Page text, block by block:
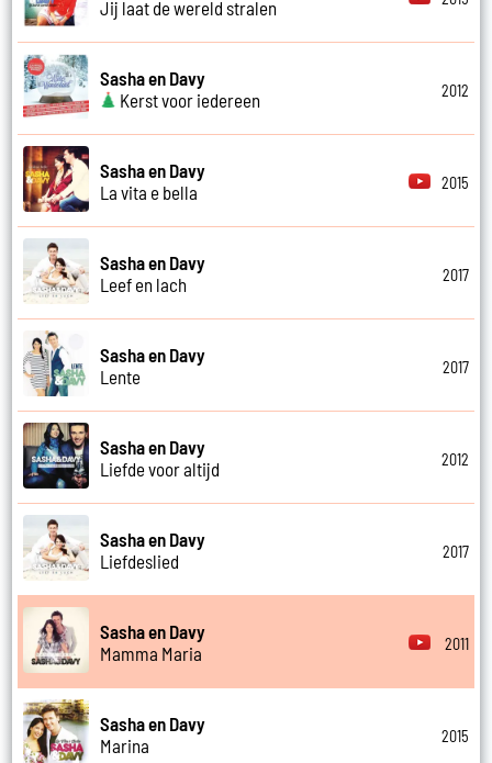
Jij laat de wereld stralen
Sasha en Davy
Kerst voor iedereen
2012
Sasha en Davy
La vita e bella
2015
Sasha en Davy
Leef en lach
2017
Sasha en Davy
Lente
2017
Sasha en Davy
Liefde voor altijd
2012
Sasha en Davy
Liefdeslied
2017
Sasha en Davy
Mamma Maria
2011
Sasha en Davy
Marina
2015